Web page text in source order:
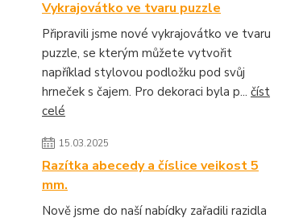
Vykrajovátko ve tvaru puzzle
Připravili jsme nové vykrajovátko ve tvaru
puzzle, se kterým můžete vytvořit
například stylovou podložku pod svůj
hrneček s čajem. Pro dekoraci byla p... číst
celé
15.03.2025
Razítka abecedy a číslice veikost 5
mm.
Nově jsme do naší nabídky zařadili razidla